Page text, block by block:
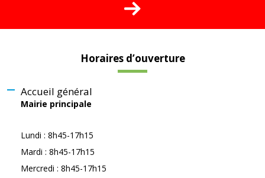
Horaires d’ouverture
Accueil général
Mairie principale
Lundi : 8h45-17h15
Mardi : 8h45-17h15
Mercredi : 8h45-17h15